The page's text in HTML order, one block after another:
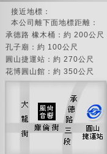
接近地標：
本公司離下面地標距離：
承德路 橡木桶：約 200公尺
孔子廟：約 100公尺
圓山捷運站：約 270公尺
花博圓山館：約 350公尺